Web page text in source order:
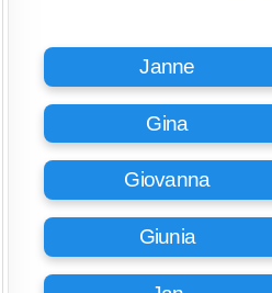
Janne
Gina
Giovanna
Giunia